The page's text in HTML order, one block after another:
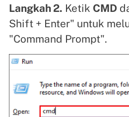
Langkah 2. Ketik CMD
Shift + Enter" untuk
"Command Prompt".